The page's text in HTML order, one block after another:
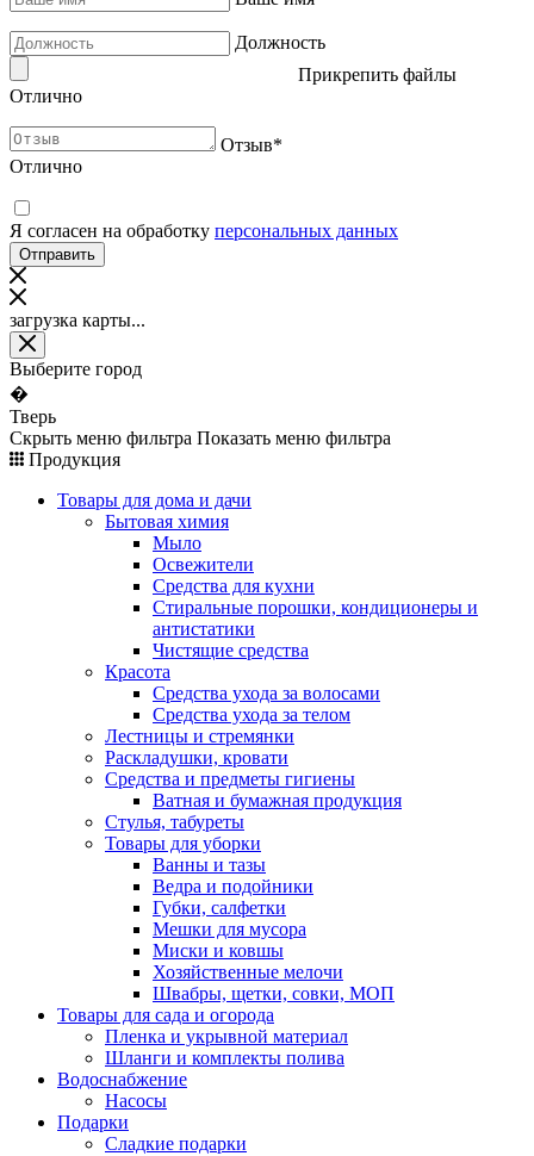
Должность
Прикрепить файлы
Отлично
Отзыв*
Отлично
Я согласен на обработку персональных данных
загрузка карты...
Выберите город
�
Тверь
Скрыть меню фильтра Показать меню фильтра
Продукция
Товары для дома и дачи
Бытовая химия
Мыло
Освежители
Средства для кухни
Стиральные порошки, кондиционеры и
антистатики
Чистящие средства
Красота
Средства ухода за волосами
Средства ухода за телом
Лестницы и стремянки
Раскладушки, кровати
Средства и предметы гигиены
Ватная и бумажная продукция
Стулья, табуреты
Товары для уборки
Ванны и тазы
Ведра и подойники
Губки, салфетки
Мешки для мусора
Миски и ковшы
Хозяйственные мелочи
Швабры, щетки, совки, МОП
Товары для сада и огорода
Пленка и укрывной материал
Шланги и комплекты полива
Водоснабжение
Насосы
Подарки
Cладкие подарки